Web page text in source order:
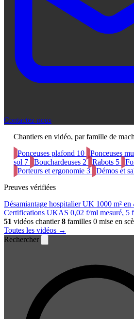
Contactez-nous
Chantiers en vidéo, par famille de
Ponceuses plafond 10 Ponceuses
sol 7 Bouchardeuses 2 Rabots 5
Porteurs et ergonomie 3 Démos et
Preuves vérifiées
Désamiantage hospitalier UK 1000 m² en
Certifications UKAS 0,02 f/ml mesuré, 5
51 vidéos chantier8 familles 0 mise en
Toutes les vidéos →
Rechercher